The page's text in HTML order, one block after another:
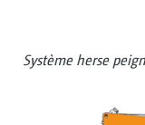
Système herse